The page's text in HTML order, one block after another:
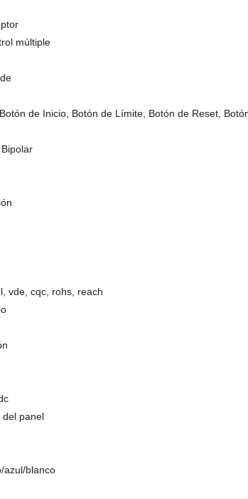
múltiple
de Inicio, Botón de Límite, Botón de Reset,
vde, cqc, rohs, reach
del panel
azul/blanco